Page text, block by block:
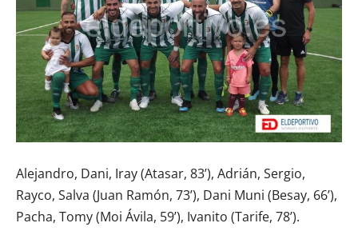
Alejandro, Dani, Iray (Atasar, 83’), Adrián, Sergio,
Rayco, Salva (Juan Ramón, 73’), Dani Muni (Besay, 66’),
Pacha, Tomy (Moi Ávila, 59’), Ivanito (Tarife, 78’).